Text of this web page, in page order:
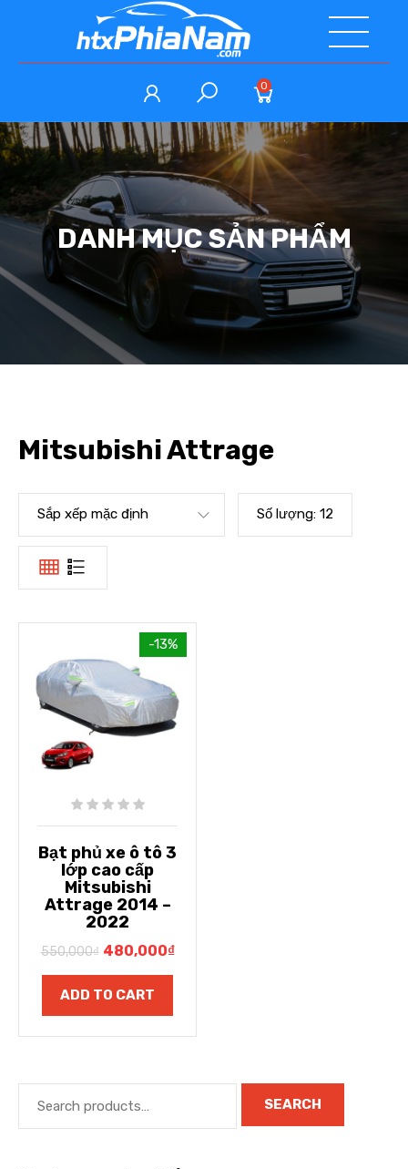
0
DANH MỤC SẢN PHẨM
Mitsubishi Attrage
Sắp xếp mặc định Số lượng: 12
-13%
Bạt phủ xe ô tô 3
lớp cao cấp
Mitsubishi
Attrage 2014 –
2022
550,000₫ 480,000₫
ADD TO CART
SEARCH